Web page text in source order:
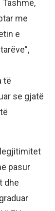
me
e
të
se gjatë
legjitimitet
pasur
dhe